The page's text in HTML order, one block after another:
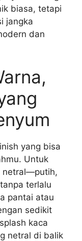
biasa, tetapi
jangka
dan
yang bisa
Untuk
netral—putih,
terlalu
pantai atau
sedikit
kaca
netral di balik